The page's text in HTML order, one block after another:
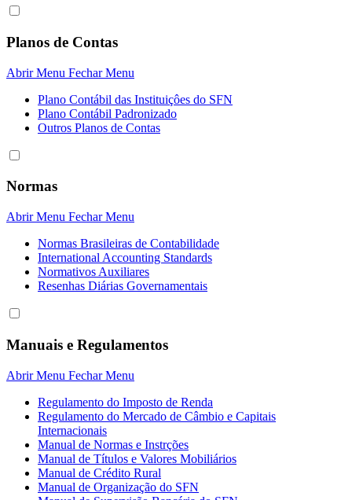
Planos de Contas
Abrir Menu Fechar Menu
Plano Contábil das Instituiçôes do SFN
Plano Contábil Padronizado
Outros Planos de Contas
Normas
Abrir Menu Fechar Menu
Normas Brasileiras de Contabilidade
International Accounting Standards
Normativos Auxiliares
Resenhas Diárias Governamentais
Manuais e Regulamentos
Abrir Menu Fechar Menu
Regulamento do Imposto de Renda
Regulamento do Mercado de Câmbio e Capitais
Internacionais
Manual de Normas e Instrções
Manual de Títulos e Valores Mobiliários
Manual de Crédito Rural
Manual de Organização do SFN